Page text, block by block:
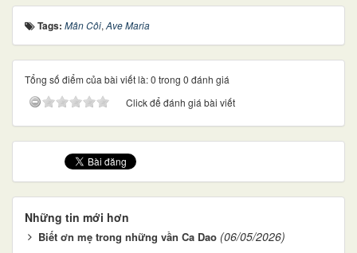
Tags: Mân Côi, Ave Maria
Tổng số điểm của bài viết là: 0 trong 0 đánh giá
Click để đánh giá bài viết
Những tin mới hơn
Biết ơn mẹ trong những vần Ca Dao (06/05/2026)